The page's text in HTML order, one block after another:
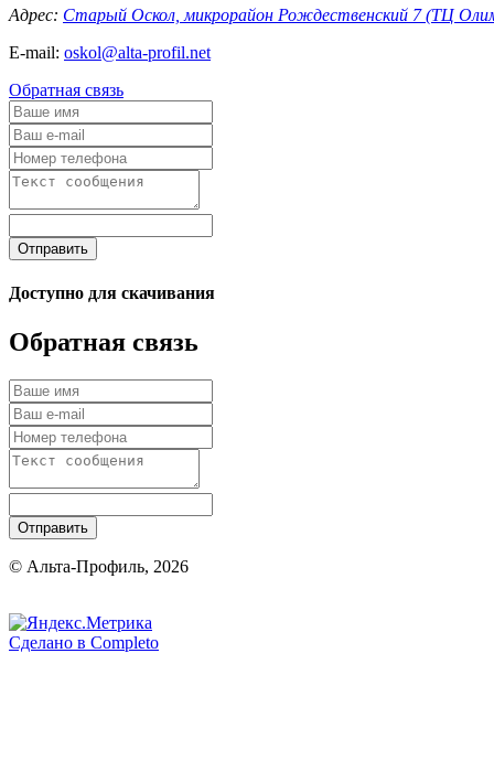
Адрес: Старый Оскол, микрорайон Рождественский 7 (ТЦ
E-mail: oskol@alta-profil.net
Обратная связь
Отправить
Доступно для скачивания
Обратная связь
Отправить
© Альта-Профиль, 2026
Сделано в Completo